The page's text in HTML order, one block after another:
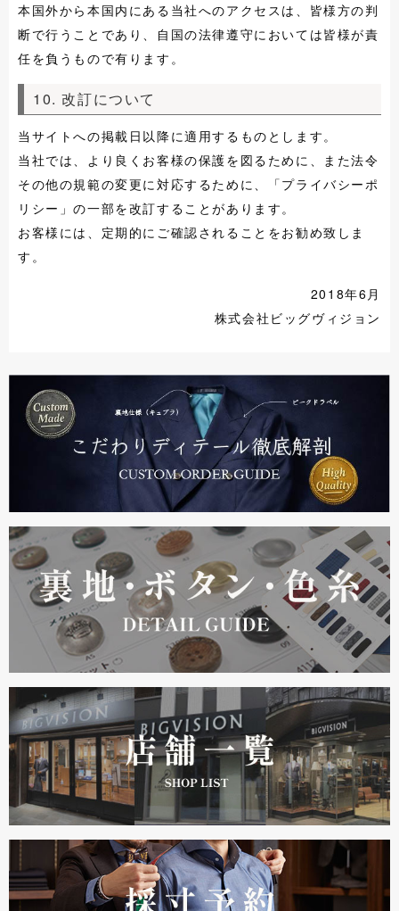
本国外から本国内にある当社へのアクセスは、皆様方の判
断で行うことであり、自国の法律遵守においては皆様が責
任を負うもので有ります。
10. 改訂について
当サイトへの掲載日以降に適用するものとします。
当社では、より良くお客様の保護を図るために、また法令
その他の規範の変更に対応するために、「プライバシーポ
リシー」の一部を改訂することがあります。
お客様には、定期的にご確認されることをお勧め致しま
す。
2018年6月
株式会社ビッグヴィジョン